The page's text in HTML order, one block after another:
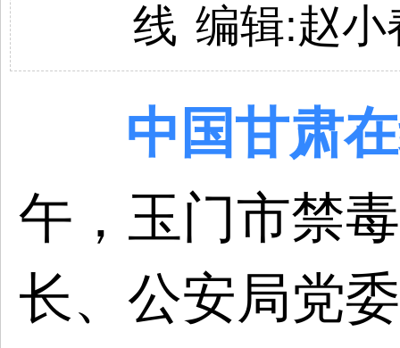
线 编辑:赵小
中国甘肃
午， 玉门市禁
长、公安局党